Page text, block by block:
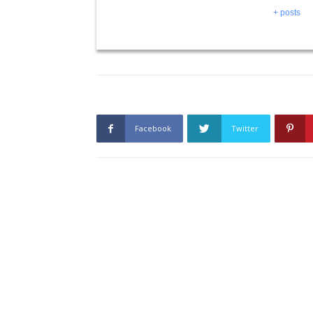
+ posts
Facebook Twitter